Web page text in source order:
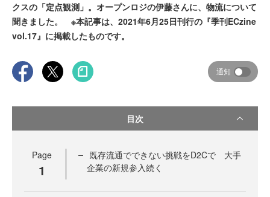
クスの「定点観測」。オープンロジの伊藤さんに、物流について
聞きました。 ※本記事は、2021年6月25日刊行の『季刊ECzine
vol.17』に掲載したものです。
通知
目次
Page
1
既存流通でできない挑戦をD2Cで 大手
企業の新規参入続く